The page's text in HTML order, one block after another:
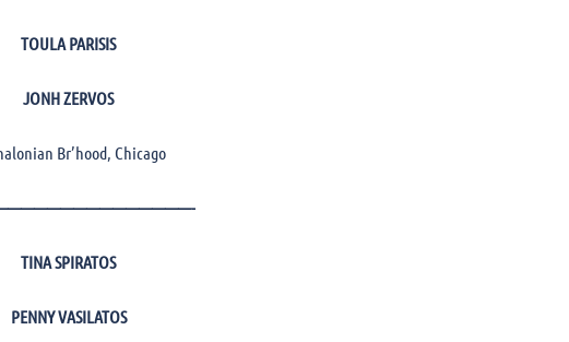
TOULA PARISIS
JONH ZERVOS
Br’hood, Chicago
TINA SPIRATOS
PENNY VASILATOS